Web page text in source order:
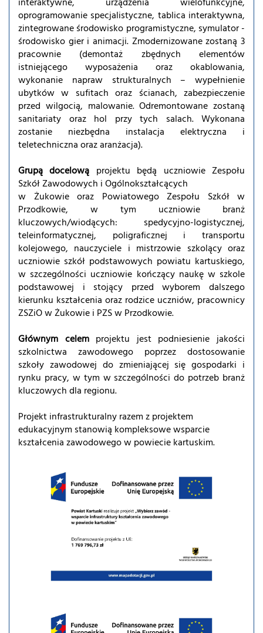
oprogramowanie specjalistyczne, tablica interaktywna,
zintegrowane środowisko programistyczne, symulator -
środowisko gier i animacji. Zmodernizowane zostaną 3
pracownie (demontaż zbędnych elementów
istniejącego wyposażenia oraz okablowania,
wykonanie napraw strukturalnych – wypełnienie
ubytków w sufitach oraz ścianach, zabezpieczenie
przed wilgocią, malowanie. Odremontowane zostaną
sanitariaty oraz hol przy tych salach. Wykonana
zostanie niezbędna instalacja elektryczna i
teletechniczna oraz aranżacja).
Grupą docelową projektu będą uczniowie Zespołu
Szkół Zawodowych i Ogólnokształcących
w Żukowie oraz Powiatowego Zespołu Szkół w
Przodkowie, w tym uczniowie branż
kluczowych/wiodących: spedycyjno-logistycznej,
teleinformatycznej, poligraficznej i transportu
kolejowego, nauczyciele i mistrzowie szkolący oraz
uczniowie szkół podstawowych powiatu kartuskiego,
w szczególności uczniowie kończący naukę w szkole
podstawowej i stojący przed wyborem dalszego
kierunku kształcenia oraz rodzice uczniów, pracownicy
ZSZiO w Żukowie i PZS w Przodkowie.
Głównym celemprojektu jest podniesienie jakości
szkolnictwa zawodowego poprzez dostosowanie
szkoły zawodowej do zmieniającej się gospodarki i
rynku pracy, w tym w szczególności do potrzeb branż
kluczowych dla regionu.
Projekt infrastrukturalny razem z projektem
edukacyjnym stanowią kompleksowe wsparcie
kształcenia zawodowego w powiecie kartuskim.